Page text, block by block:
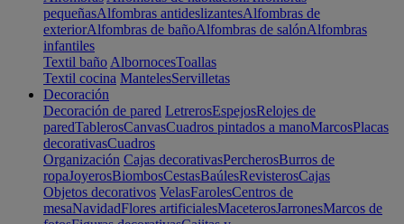
pequeñasAlfombras antideslizantesAlfombras de
exteriorAlfombras de bañoAlfombras de salónAlfombras
infantiles
Textil baño AlbornocesToallas
Textil cocina MantelesServilletas
Decoración
Decoración de pared LetrerosEspejosRelojes de
paredTablerosCanvasCuadros pintados a manoMarcosPlacas
decorativasCuadros
Organización Cajas decorativasPercherosBurros de
ropaJoyerosBiombosCestasBaúlesRevisterosCajas
Objetos decorativos VelasFarolesCentros de
mesaNavidadFlores artificialesMaceterosJarronesMarcos de